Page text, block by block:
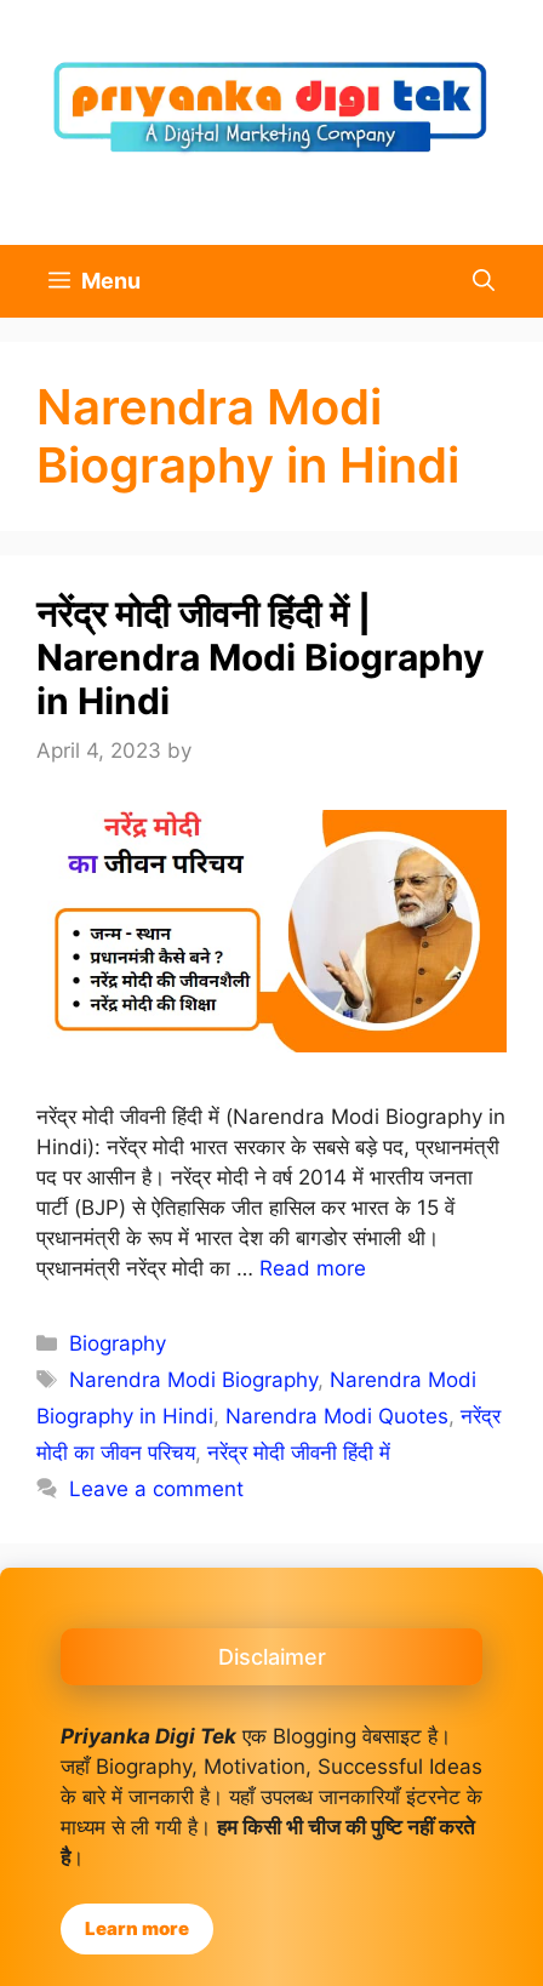
content
Menu
Narendra Modi
Biography in Hindi
नरेंद्र मोदी जीवनी हिंदी में |
Narendra Modi Biography
in Hindi
April 4, 2023 by
नरेंद्र मोदी जीवनी हिंदी में (Narendra Modi Biography in
Hindi): नरेंद्र मोदी भारत सरकार के सबसे बड़े पद, प्रधानमंत्री
पद पर आसीन है। नरेंद्र मोदी ने वर्ष 2014 में भारतीय जनता
पार्टी (BJP) से ऐतिहासिक जीत हासिल कर भारत के 15 वें
प्रधानमंत्री के रूप में भारत देश की बागडोर संभाली थी।
प्रधानमंत्री नरेंद्र मोदी का … Read more
Categories
Biography
Tags
Narendra Modi Biography, Narendra Modi
Biography in Hindi, Narendra Modi Quotes,नरेंद्र
मोदी का जीवन परिचय,नरेंद्र मोदी जीवनी हिंदी में
Leave a comment
Disclaimer
Priyanka Digi Tek एक Blogging वेबसाइट है।
जहाँ Biography, Motivation, Successful Ideas
के बारे में जानकारी है। यहाँ उपलब्ध जानकारियाँ इंटरनेट के
माध्यम से ली गयी है।हम किसी भी चीज की पुष्टि नहीं करते
है।
Learn more